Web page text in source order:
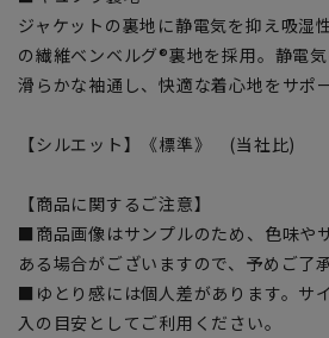
ジャケットの裏地に静電気を抑え吸湿
の繊維ベンベルグ®裏地を採用。静電
滑らかな袖通し、快適な着心地をサポ
【シルエット】《標準》 (当社比)
【商品に関するご注意】
■商品画像はサンプルのため、色味や
ある場合がございますので、予めご了
■ゆとり感には個人差があります。サ
入の目安としてご利用ください。